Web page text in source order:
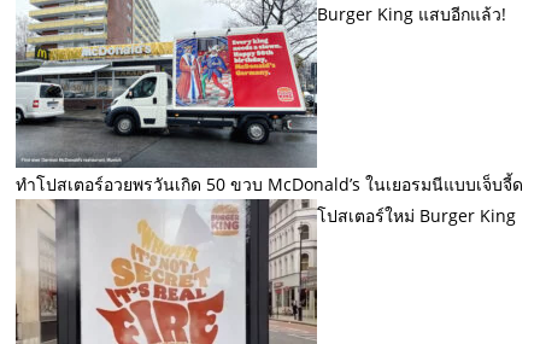
Burger King แสบอีกแล้ว!
ทำโปสเตอร์อวยพรวันเกิด 50 ขวบ McDonald’s ในเยอรมนีแบบเจ็บจี้ด
โปสเตอร์ใหม่ Burger King